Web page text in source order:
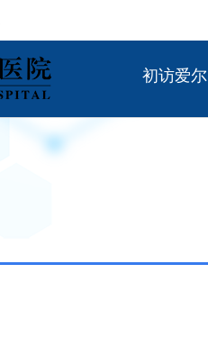
初访爱尔